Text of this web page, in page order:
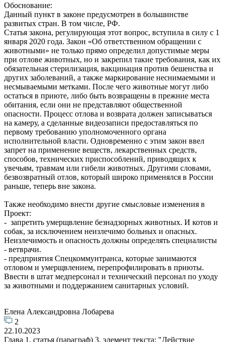
Обоснование:
Данный пункт в законе предусмотрен в большинстве
развитых стран. В том числе, РФ.
Статья закона, регулирующая этот вопрос, вступила в силу с 1
января 2020 года. Закон «Об ответственном обращении с
животными» не только прямо определил допустимые меры
при отлове животных, но и закрепил такие требования, как их
обязательная стерилизация, вакцинация против бешенства и
других заболеваний, а также маркирование неснимаемыми и
несмываемыми метками. После чего животные могут либо
остаться в приюте, либо быть возвращены в прежние места
обитания, если они не представляют общественной
опасности. Процесс отлова и возврата должен записываться
на камеру, а сделанные видеозаписи предоставляться по
первому требованию уполномоченного органа
исполнительной власти. Одновременно с этим закон ввел
запрет на применение веществ, лекарственных средств,
способов, технических приспособлений, приводящих к
увечьям, травмам или гибели животных. Другими словами,
безвозвратный отлов, который широко применялся в России
раньше, теперь вне закона.
Также необходимо внести другие смысловые изменения в
Проект:
- запретить умерщвление безнадзорных животных. И котов и
собак, за исключением неизлечимо больных и опасных.
Неизлечимость и опасность должны определять специалисты
- ветврачи.
- предприятия Спецкоммунтранса, которые занимаются
отловом и умерщвлением, перепрофилировать в приюты.
Ввести в штат медперсонал и технический персонал по уходу
за животными и поддержанием санитарных условий.
Елена Александровна Лобарева
2
22.10.2023
Глава 1, статья (параграф) 3, элемент текста: "Действие